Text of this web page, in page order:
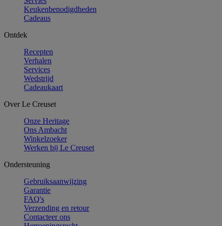
Keukenbenodigdheden
Cadeaus
Ontdek
Recepten
Verhalen
Services
Wedstrijd
Cadeaukaart
Over Le Creuset
Onze Heritage
Ons Ambacht
Winkelzoeker
Werken bij Le Creuset
Ondersteuning
Gebruiksaanwijzing
Garantie
FAQ's
Verzending en retour
Contacteer ons